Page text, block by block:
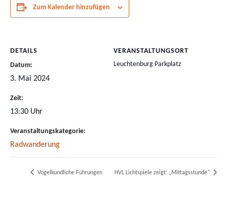
Zum Kalender hinzufügen
DETAILS
Datum:
3. Mai 2024
Zeit:
13:30 Uhr
Veranstaltungskategorie:
Radwanderung
VERANSTALTUNGSORT
Leuchtenburg Parkplatz
Vogelkundliche Führungen HVL Lichtspiele zeigt: „Mittagsstunde“